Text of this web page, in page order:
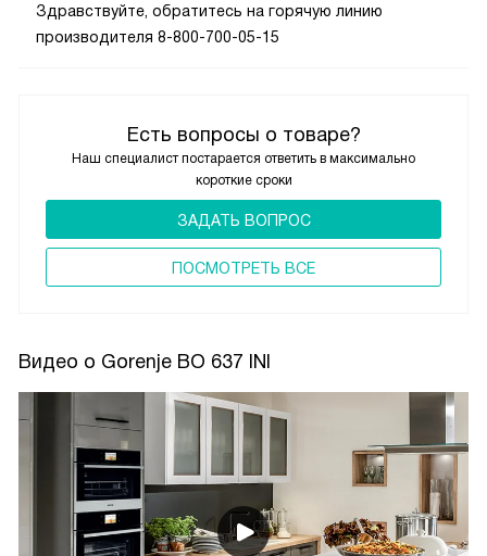
Есть вопросы о товаре?
Наш специалист постарается ответить в максимально
короткие сроки
ЗАДАТЬ ВОПРОС
ПОCМОТРЕТЬ ВСЕ
Здравствуйте, обратитесь на горячую линию
производителя 8-800-700-05-15
Видео о Gorenje BO 637 INI